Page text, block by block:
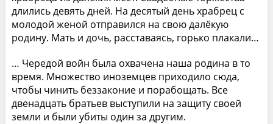
длились девять дней. На десятый день храбрец с
молодой женой отправился на свою далёкую
родину. Мать и дочь, расставаясь, горько плакали…
… Чередой войн была охвачена наша родина в то
время. Множество иноземцев приходило сюда,
чтобы чинить беззаконие и порабощать. Все
двенадцать братьев выступили на защиту своей
земли и были убиты один за другим.